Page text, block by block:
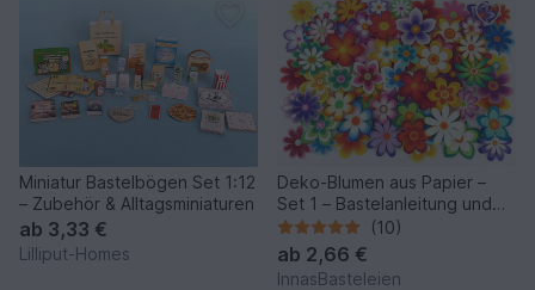
Miniatur Bastelbögen Set 1:12
– Zubehör & Alltagsminiaturen
ab 3,33 €
Lilliput-Homes
Deko-Blumen aus Papier –
Set 1 – Bastelanleitung und
Vorlagen
(10)
ab 2,66 €
InnasBasteleien